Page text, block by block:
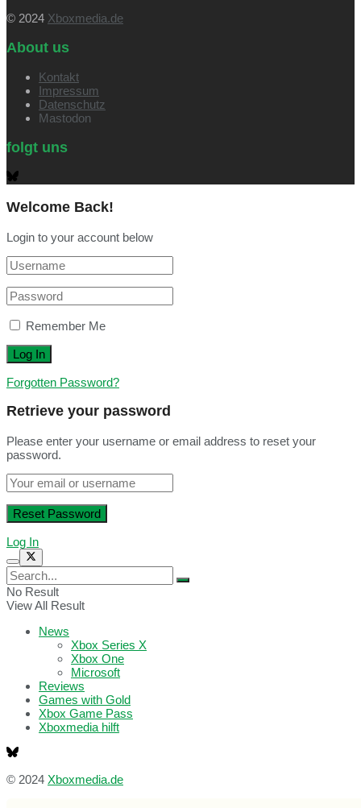
© 2024 Xboxmedia.de
About us
Kontakt
Impressum
Datenschutz
Mastodon
folgt uns
Welcome Back!
Login to your account below
Remember Me
Forgotten Password?
Retrieve your password
Please enter your username or email address to reset your
password.
Log In
No Result
View All Result
News
Xbox Series X
Xbox One
Microsoft
Reviews
Games with Gold
Xbox Game Pass
Xboxmedia hilft
© 2024 Xboxmedia.de